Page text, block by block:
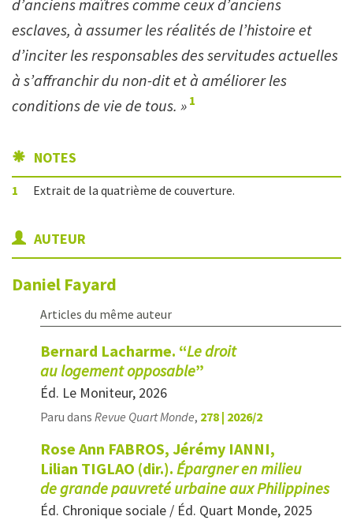
d’anciens maîtres comme ceux d’anciens
esclaves, à assumer les réalités de l’histoire et
d’inciter les responsables des servitudes actuelles
à s’affranchir du non-dit et à améliorer les
conditions de vie de tous. » 1
NOTES
1 Extrait de la quatrième de couverture.
AUTEUR
Daniel Fayard
Articles du même auteur
Bernard Lacharme. “Le droit
au logement opposable”
Éd. Le Moniteur, 2026
Paru dans Revue Quart Monde, 278 | 2026/2
Rose Ann FABROS, Jérémy IANNI,
Lilian TIGLAO (dir.). Épargner en milieu
de grande pauvreté urbaine aux Philippines
Éd. Chronique sociale / Éd. Quart Monde, 2025